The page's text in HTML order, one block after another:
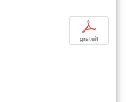
p
gratuit